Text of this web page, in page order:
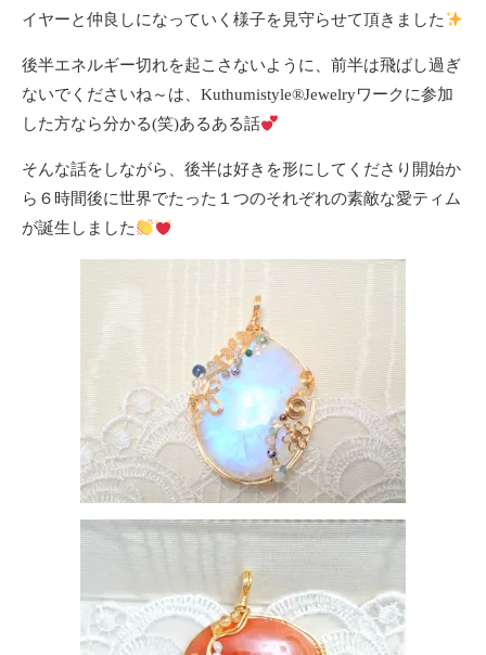
イヤーと仲良しになっていく様子を見守らせて頂きました
後半エネルギー切れを起こさないように、前半は飛ばし過ぎ
ないでくださいね～は、Kuthumistyle®Jewelryワークに参加
した方なら分かる(笑)あるある話
そんな話をしながら、後半は好きを形にしてくださり開始か
ら６時間後に世界でたった１つのそれぞれの素敵な愛ティム
が誕生しました